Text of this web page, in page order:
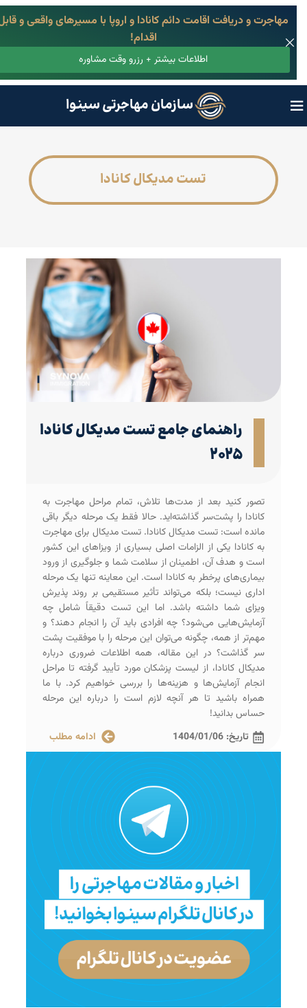
سازمان مهاجرتی سینوا
تست مدیکال کانادا
راهنمای جامع تست مدیکال کانادا
۲۰۲۵
تصور کنید بعد از مدت‌ها تلاش، تمام مراحل مهاجرت به
کانادا را پشت‌سر گذاشته‌اید. حالا فقط یک مرحله دیگر باقی
مانده است: تست مدیکال کانادا. تست مدیکال برای مهاجرت
به کانادا یکی از الزامات اصلی بسیاری از ویزاهای این کشور
است و هدف آن، اطمینان از سلامت شما و جلوگیری از ورود
بیماری‌های پرخطر به کانادا است. این معاینه تنها یک مرحله
اداری نیست؛ بلکه می‌تواند تأثیر مستقیمی بر روند پذیرش
ویزای شما داشته باشد. اما این تست دقیقاً شامل چه
آزمایش‌هایی می‌شود؟ چه افرادی باید آن را انجام دهند؟ و
مهم‌تر از همه، چگونه می‌توان این مرحله را با موفقیت پشت
سر گذاشت؟ در این مقاله، همه اطلاعات ضروری درباره
مدیکال کانادا، از لیست پزشکان مورد تأیید گرفته تا مراحل
انجام آزمایش‌ها و هزینه‌ها را بررسی خواهیم کرد. با ما
همراه باشید تا هر آنچه لازم است را درباره این مرحله
حساس بدانید!
تاریخ: 1404/01/06 ادامه مطلب
مهاجرت و دریافت اقامت دائم کانادا و اروپا با مسیرهای واقعی و
اقدام!
اطلاعات بیشتر + رزرو وقت مشاوره